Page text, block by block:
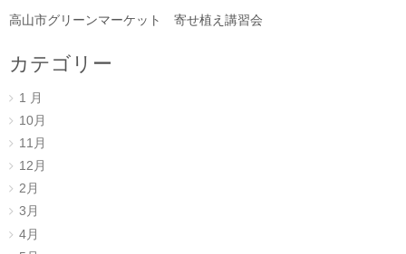
高山市グリーンマーケット 寄せ植え講習会
カテゴリー
1 月
10月
11月
12月
2月
3月
4月